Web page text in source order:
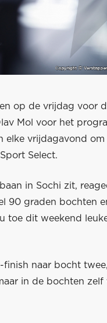
op de vrijdag voor
Mol voor het
elke vrijdagavond
Select.
in Sochi zit,
90 graden bochten
toe dit weekend
naar bocht
in de bochten zelf